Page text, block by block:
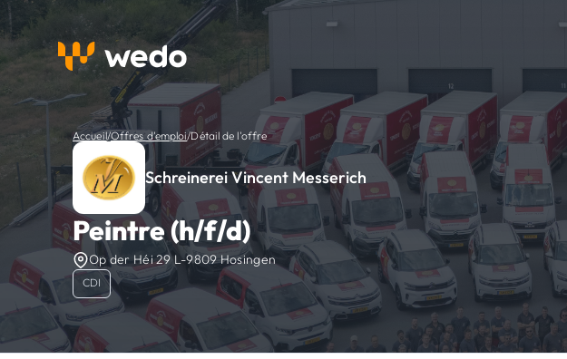
Accueil/Offres d'emploi/Détail de l'offre
Schreinerei Vincent Messerich
Peintre (h/f/d)
Op der Héi 29 L-9809 Hosingen
CDI